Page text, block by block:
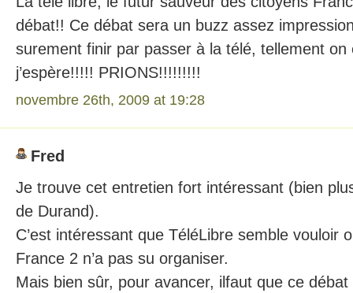
débat!! Ce débat sera un buzz assez
surement finir par passer à la télé, tellement on
j’espère!!!!! PRIONS!!!!!!!!!
novembre 26th, 2009 at 19:28
Fred
Je trouve cet entretien fort intéressant (bien
de Durand).
C’est intéressant que TéléLibre semble vouloir
France 2 n’a pas su organiser.
Mais bien sûr, pour avancer, ilfaut que ce